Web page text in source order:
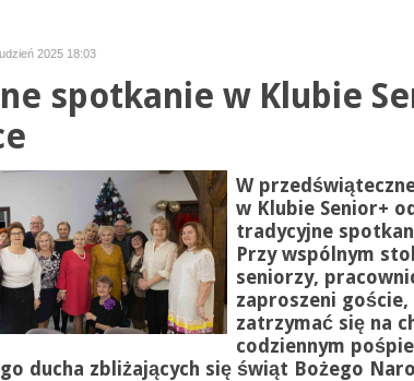
2025 18:03
spotkanie w Klubie
W
w Klubie Senior+
tradycyjne
Przy wspólnym
seniorzy,
zaproszeni goście,
zatrzymać się na
codziennym
ducha zbliżających się świąt Bożego